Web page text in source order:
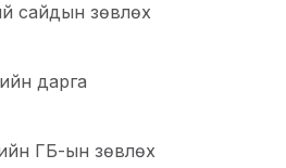
сайдын зөвлөх
дарга
ГБ-ын зөвлөх